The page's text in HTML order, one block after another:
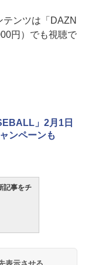
ンツは「DAZN
円）でも視聴で
」2月1日
ンペーンも
記事をチ